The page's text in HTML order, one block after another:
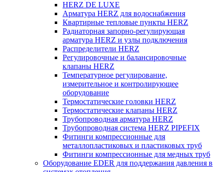
HERZ DE LUXE
Арматура HERZ для водоснабжения
Квартирные тепловые пункты HERZ
Радиаторная запорно-регулирующая
арматура HERZ и узлы подключения
Распределители HERZ
Регулировочные и балансировочные
клапаны HERZ
Температурное регулирование,
измерительное и контролирующее
оборудование
Термостатические головки HERZ
Термостатические клапаны HERZ
Трубопроводная арматура HERZ
Трубопроводная система HERZ PIPEFIX
Фитинги компрессионные для
металлопластиковых и пластиковых труб
Фитинги компрессионные для медных труб
Оборудование EDER для поддержания давления в